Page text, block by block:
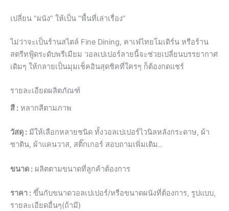
เปลี่ยน “ผนัง” ให้เป็น “พื้นที่เล่าเรื่อง”
ไม่ว่าจะเป็นร้านสไตล์ Fine Dining, คาเฟ่ไทยโมเดิร์น หรือร้าน
สตรีทฟู้ดระดับพรีเมียม วอลเปเปอร์ลายนี้จะช่วยเปลี่ยนบรรยากาศ
เดิมๆ ให้กลายเป็นมุมเช็คอินสุดชิคที่ใครๆ ก็ต้องกดแชร์
รายละเอียดผลิตภัณฑ์
สี : หลากสีตามภาพ
วัสดุ : มีให้เลือกหลายชนิด ทั้งวอลเปเปอร์ไวนิลหลังกระดาษ, ผ้า
ซาติน, ผ้าแคนวาส, สติ๊กเกอร์ สอบถามเพิ่มเติม..
ขนาด : ผลิตตามขนาดที่ลูกค้าต้องการ
ราคา : ขึ้นกับขนาดวอลเปเปอร์/หรือขนาดผนังที่ต้องการ, รูปแบบ,
รายละเอียดอื่นๆ(ถ้ามี)